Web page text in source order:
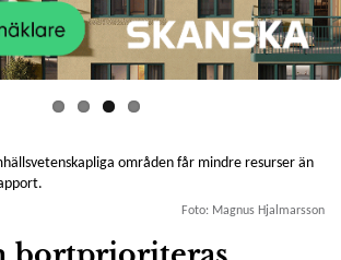
områden får mindre resurser än
Foto: Magnus Hjalmarsson